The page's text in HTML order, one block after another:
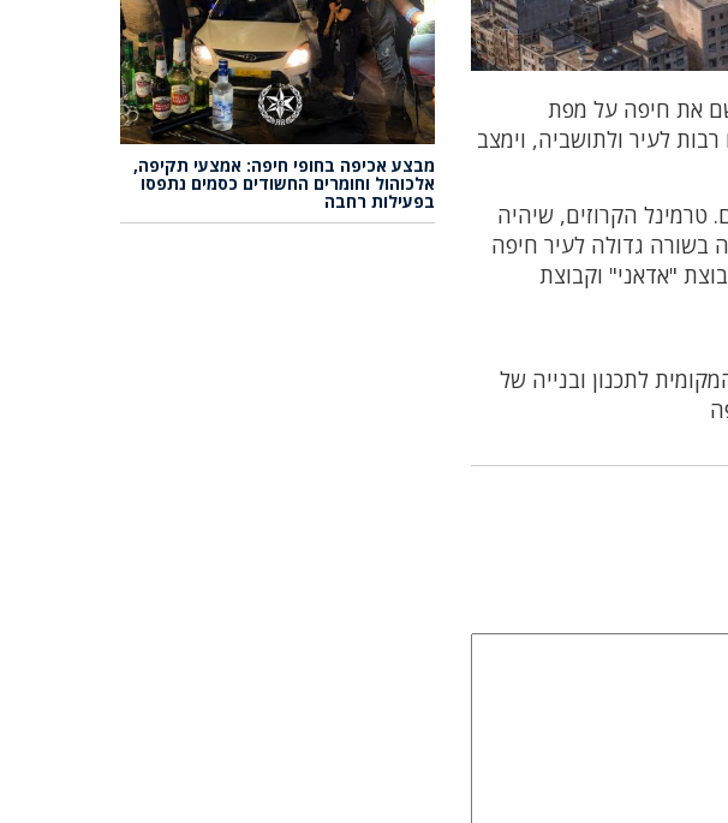
את חיפה על מפת
לעיר ולתושביה, וימצב
טרמינל הקרוזים, שיהיה
בשורה גדולה לעיר חיפה
"אדאני" וקבוצת
לתכנון ובנייה של
מבצע אכיפה בחופי חיפה: אמצעי תקיפה,
אלכוהול וחומרים החשודים כסמים נתפסו
בפעילות רחבה